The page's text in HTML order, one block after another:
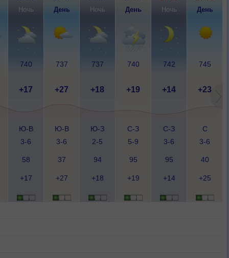
Ночь День Ночь День Ночь День
740 737 737 740 742 745
+17 +27 +18 +19 +14 +23
Ю-В
3-6
Ю-В
3-6
Ю-З
2-5
С-З
5-9
С-З
3-6
С
3-6
58 37 94 95 95 40
+17 +27 +18 +19 +14 +25